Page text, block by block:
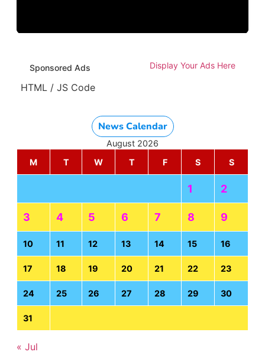
Sponsored Ads Display Your Ads Here
HTML / JS Code
News Calendar
August 2026
M
T W T F S S
1 2
3 4 5 6 7 8 9
10 11 12 13 14 15 16
17 18 19 20 21 22 23
24 25 26 27 28 29 30
31
« Jul